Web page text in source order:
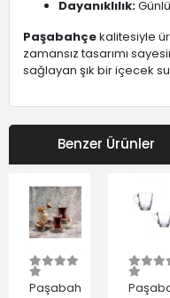
Dayanıklılık:
Paşabahçekalitesiyle
zamansız tasarımı
sağlayan şık bir içecek
Benzer Ürünler
Paşabahçe